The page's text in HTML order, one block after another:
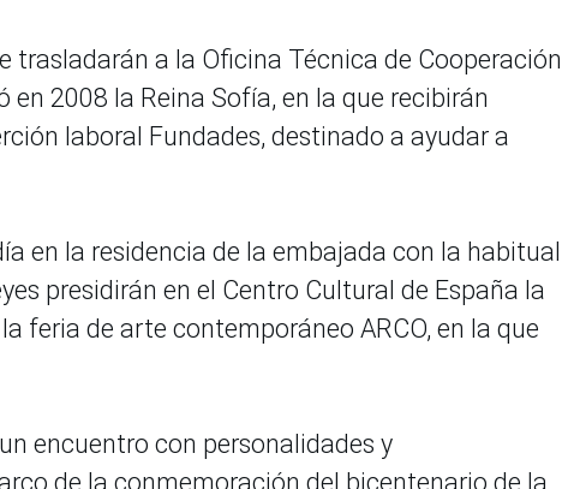
trasladarán a la Oficina Técnica de Cooperación
2008 la Reina Sofía, en la que recibirán
laboral Fundades, destinado a ayudar a
en la residencia de la embajada con la habitual
presidirán en el Centro Cultural de España la
feria de arte contemporáneo ARCO, en la que
encuentro con personalidades y
de la conmemoración del bicentenario de la